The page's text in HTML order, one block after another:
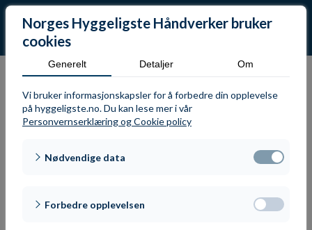
Norges Hyggeligste Håndverker bruker
cookies
Generelt Detaljer Om
Vi bruker informasjonskapsler for å forbedre din opplevelse
på hyggeligste.no. Du kan lese mer i vår
Personvernserklæring og Cookie policy
Nødvendige data
Forbedre opplevelsen
Finalist 18: Bli kjent med
Kenneth Eriksen
**Kenneth er som en nestor å regne i